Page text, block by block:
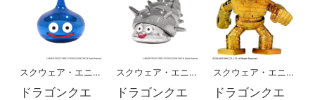
スクウェア・エニックス
ドラゴンクエ
スクウェア・エニックス
ドラゴンクエ
スクウェア・エニックス
ドラゴンクエ